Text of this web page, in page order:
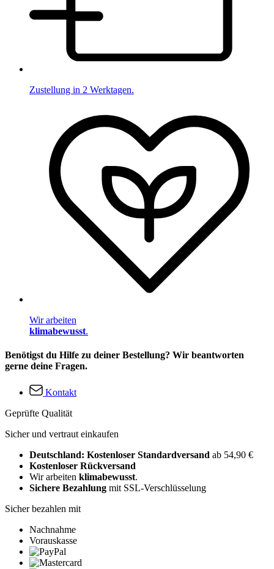
Zustellung in 2 Werktagen.
Wir arbeiten
klimabewusst.
Benötigst du Hilfe zu deiner Bestellung? Wir beantworten
gerne deine Fragen.
Kontakt
Geprüfte Qualität
Sicher und vertraut einkaufen
Deutschland: Kostenloser Standardversand ab 54,90 €
Kostenloser Rückversand
Wir arbeiten klimabewusst.
Sichere Bezahlung mit SSL-Verschlüsselung
Sicher bezahlen mit
Nachnahme
Vorauskasse